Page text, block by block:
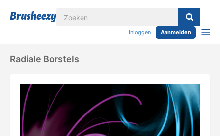
Inloggen Aanmelden
Radiale Borstels